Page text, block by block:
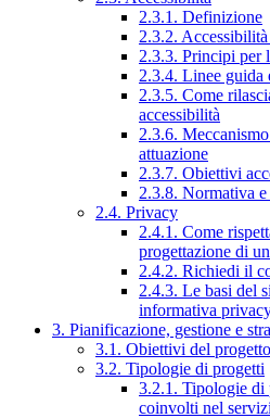
2.3.1. Definizione
2.3.2.
2.3.3. Principi per
2.3.4. Linee guida
2.3.5. Come
accessibilità
2.3.6.
attuazione
2.3.7. Obiettivi
2.3.8. Normativa
2.4. Privacy
2.4.1. Come
progettazione di
2.4.2. Richiedi il
2.4.3. Le basi del
informativa
3. Pianificazione, gestione e
3.1. Obiettivi del progetto
3.2. Tipologie di progetti
3.2.1. Tipologie di
coinvolti nel